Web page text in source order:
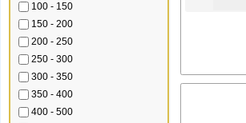
100 - 150
150 - 200
200 - 250
250 - 300
300 - 350
350 - 400
400 - 500